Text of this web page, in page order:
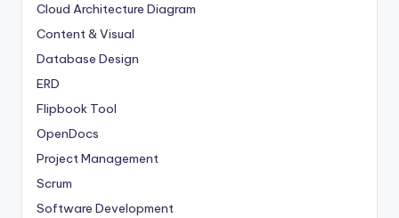
Cloud Architecture Diagram
Content & Visual
Database Design
ERD
Flipbook Tool
OpenDocs
Project Management
Scrum
Software Development